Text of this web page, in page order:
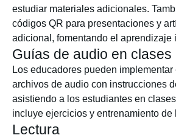
estudiar materiales adicionales.
códigos QR para presentaciones y
adicional, fomentando el aprendizaje
Guías de audio en clases
Los educadores pueden
archivos de audio con instrucciones
asistiendo a los estudiantes en
incluye ejercicios y entrenamiento de
Lectura